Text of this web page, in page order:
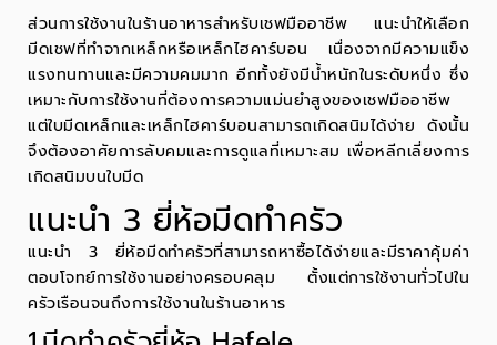
ส่วนการใช้งานในร้านอาหารสำหรับเชฟมืออาชีพ แนะนำให้เลือก
มีดเชฟที่ทำจากเหล็กหรือเหล็กไฮคาร์บอน เนื่องจากมีความแข็ง
แรงทนทานและมีความคมมาก อีกทั้งยังมีน้ำหนักในระดับหนึ่ง ซึ่ง
เหมาะกับการใช้งานที่ต้องการความแม่นยำสูงของเชฟมืออาชีพ
แต่ใบมีดเหล็กและเหล็กไฮคาร์บอนสามารถเกิดสนิมได้ง่าย ดังนั้น
จึงต้องอาศัยการลับคมและการดูแลที่เหมาะสม เพื่อหลีกเลี่ยงการ
เกิดสนิมบนใบมีด
แนะนำ 3 ยี่ห้อมีดทำครัว
แนะนำ 3 ยี่ห้อมีดทำครัวที่สามารถหาซื้อได้ง่ายและมีราคาคุ้มค่า
ตอบโจทย์การใช้งานอย่างครอบคลุม ตั้งแต่การใช้งานทั่วไปใน
ครัวเรือนจนถึงการใช้งานในร้านอาหาร